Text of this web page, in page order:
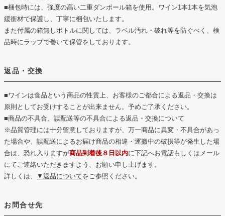
■梱包時には、強度の高い二重ダンボール箱を使用。ワイン1本1本を気泡
緩衝材で保護し、丁寧に梱包いたします。
また付属の箱無しボトルに関しては、ラベル汚れ・破れ等を防ぐべく、検
品時にラップで巻いて保管をしております。
返品・交換
■ワインは食品という商品の性質上、お客様のご都合による返品・交換は
原則としてお受けすることが出来ません。予めご了承ください。
■商品の不具合、誤配送等の不具合による返品・交換について
※品質管理には十分留意しておりますが、万一商品に異変・不具合があっ
た場合や、誤配送によるお届け商品の相違・運搬中の破損等が発生した場
合は、恐れ入りますが商品到着後８日以内に下記へお電話もしくはメール
にてご連絡いただきますよう、お願い申し上げます。
詳しくは、
▼返品についてをご参照ください。
お問合せ先